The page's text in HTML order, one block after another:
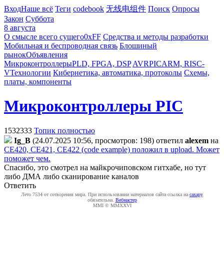
ВходНаше всё Теги codebook 无线电组件 Поиск Опросы
Закон Суббота
8 августа
О смысле всего сущего0xFF Средства и методы разработки
Мобильная и беспроводная связь Блошиный
рынокОбъявления
МикроконтроллерыPLD, FPGA, DSP AVRPICARM, RISC-
VТехнологии Кибернетика, автоматика, протоколы Схемы,
платы, компоненты
Микроконтроллеры PIC
1532333 Топик полностью
Ig_B (24.07.2025 10:56, просмотров: 198) ответил alexem на
CE420, CE421, CE422 (code example) положил в upload. Может
поможет чем.
Спасибо, это смотрел на майкрочиповском гитхабе, но тут
либо ДМА либо сканирование каналов
Ответить
Лето 7534 от сотворения мира. При использовании материалов сайта ссылка на caxapу
обязательна. Вебмастер
MMI © MMXXVI